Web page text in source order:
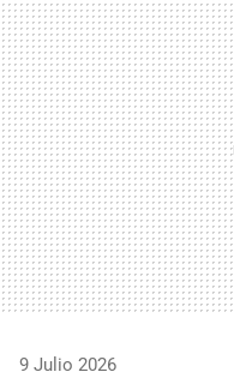
9 Julio 2026